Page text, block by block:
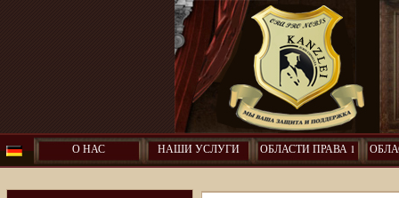
О НАС НАШИ УСЛУГИ ОБЛАСТИ ПРАВА 1